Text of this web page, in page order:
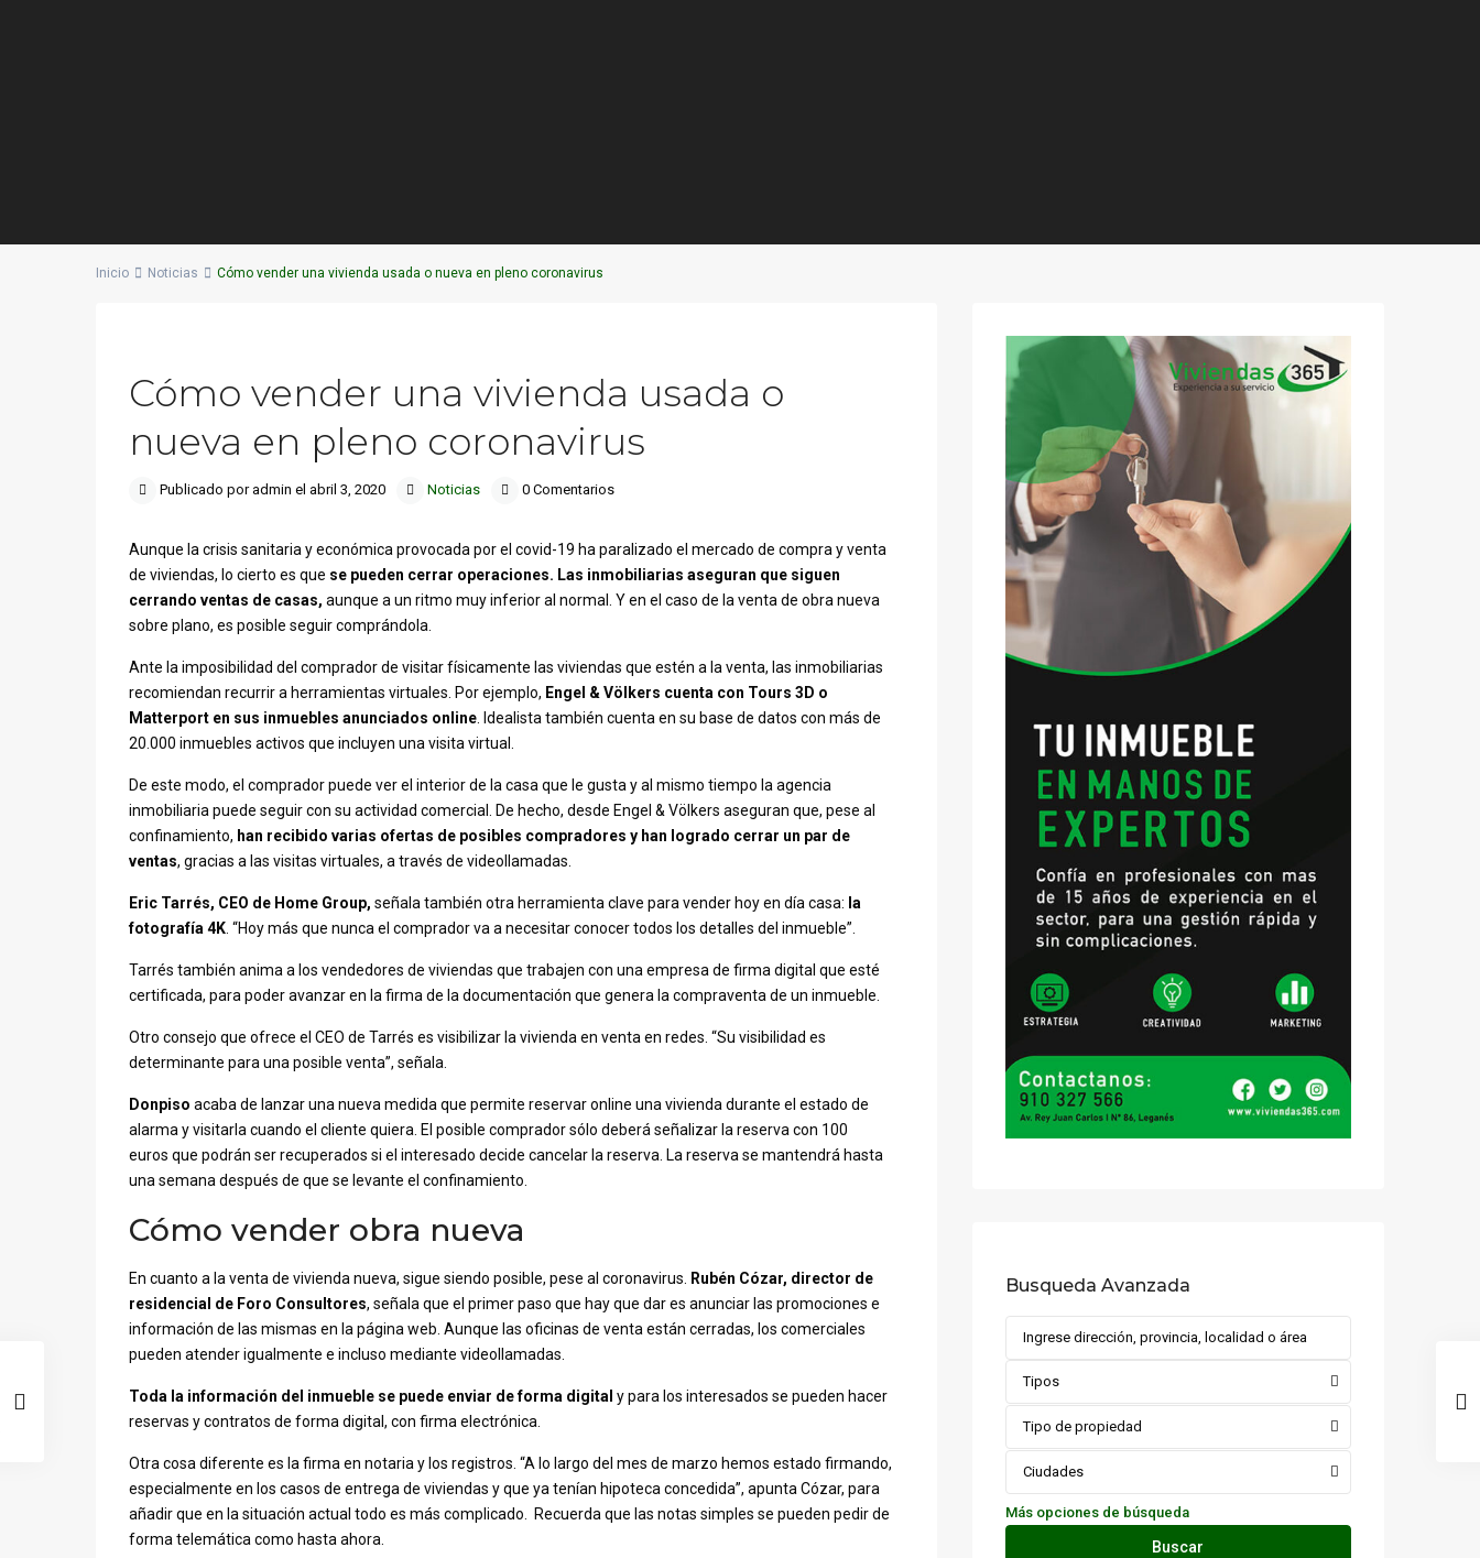
Inicio Noticias Cómo vender una vivienda usada o nueva en pleno coronavirus
Cómo vender una vivienda usada o
nueva en pleno coronavirus
Publicado por admin el abril 3, 2020 Noticias 0 Comentarios
Aunque la crisis sanitaria y económica provocada por el covid-19 ha paralizado el mercado de compra y venta
de viviendas, lo cierto es que se pueden cerrar operaciones. Las inmobiliarias aseguran que siguen
cerrando ventas de casas, aunque a un ritmo muy inferior al normal. Y en el caso de la venta de obra nueva
sobre plano, es posible seguir comprándola.
Ante la imposibilidad del comprador de visitar físicamente las viviendas que estén a la venta, las inmobiliarias
recomiendan recurrir a herramientas virtuales. Por ejemplo, Engel & Völkers cuenta con Tours 3D o
Matterport en sus inmuebles anunciados online . Idealista también cuenta en su base de datos con más de
20.000 inmuebles activos que incluyen una visita virtual.
De este modo, el comprador puede ver el interior de la casa que le gusta y al mismo tiempo la agencia
inmobiliaria puede seguir con su actividad comercial. De hecho, desde Engel & Völkers aseguran que, pese al
confinamiento, han recibido varias ofertas de posibles compradores y han logrado cerrar un par de
ventas, gracias a las visitas virtuales, a través de videollamadas.
Eric Tarrés, CEO de Home Group, señala también otra herramienta clave para vender hoy en día casa: la
fotografía 4K . “Hoy más que nunca el comprador va a necesitar conocer todos los detalles del inmueble”.
Tarrés también anima a los vendedores de viviendas que trabajen con una empresa de firma digital que esté
certificada, para poder avanzar en la firma de la documentación que genera la compraventa de un inmueble.
Otro consejo que ofrece el CEO de Tarrés es visibilizar la vivienda en venta en redes. “Su visibilidad es
determinante para una posible venta”, señala.
Donpiso acaba de lanzar una nueva medida que permite reservar online una vivienda durante el estado de
alarma y visitarla cuando el cliente quiera. El posible comprador sólo deberá señalizar la reserva con 100
euros que podrán ser recuperados si el interesado decide cancelar la reserva. La reserva se mantendrá hasta
una semana después de que se levante el confinamiento.
Cómo vender obra nueva
En cuanto a la venta de vivienda nueva, sigue siendo posible, pese al coronavirus.
Rubén Cózar, director de
residencial de Foro Consultores, señala que el primer paso que hay que dar es anunciar las promociones e
información de las mismas en la página web. Aunque las oficinas de venta están cerradas, los comerciales
pueden atender igualmente e incluso mediante videollamadas.
Toda la información del inmueble se puede enviar de forma digital y para los interesados se pueden hacer
reservas y contratos de forma digital, con firma electrónica.
Otra cosa diferente es la firma en notaria y los registros. “A lo largo del mes de marzo hemos estado firmando,
especialmente en los casos de entrega de viviendas y que ya tenían hipoteca concedida”, apunta Cózar, para
añadir que en la situación actual todo es más complicado. Recuerda que las notas simples se pueden pedir de
forma telemática como hasta ahora.
Busqueda Avanzada
Tipos
Tipo de propiedad
Ciudades
Más opciones de búsqueda
Buscar